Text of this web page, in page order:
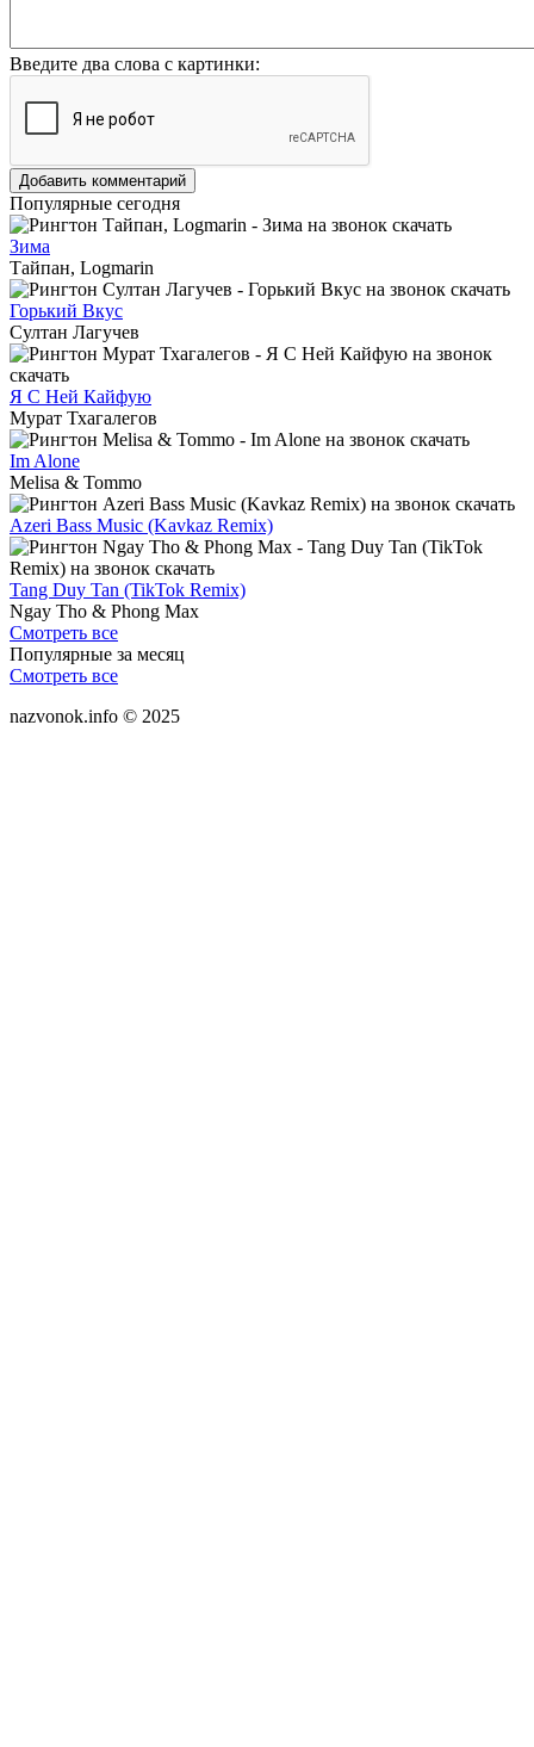
Введите два слова с картинки:
Добавить комментарий
Популярные сегодня
Зима
Тайпан, Logmarin
Горький Вкус
Султан Лагучев
Я С Ней Кайфую
Мурат Тхагалегов
Im Alone
Melisa & Tommo
Azeri Bass Music (Kavkaz Remix)
Tang Duy Tan (TikTok Remix)
Ngay Tho & Phong Max
Смотреть все
Популярные за месяц
Смотреть все
nazvonok.info © 2025